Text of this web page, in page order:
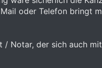
oder Telefon bringt
Notar, der sich auch